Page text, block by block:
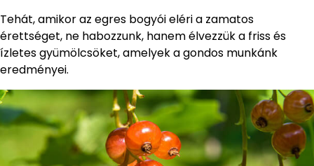
Tehát, amikor az egres bogyói eléri a zamatos
érettséget, ne habozzunk, hanem élvezzük a friss és
ízletes gyümölcsöket, amelyek a gondos munkánk
eredményei.